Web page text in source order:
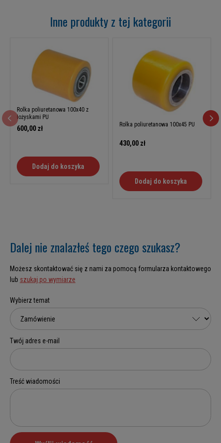
Inne produkty z tej kategorii
Rolka poliuretanowa 100x40 z
łożyskami PU
600,00 zł
Dodaj do koszyka
Rolka poliuretanowa 100x45 PU
430,00 zł
Dodaj do koszyka
Dalej nie znalazłeś tego czego szukasz?
Możesz skontaktować się z nami za pomocą formularza kontaktowego
lub szukaj po wymiarze